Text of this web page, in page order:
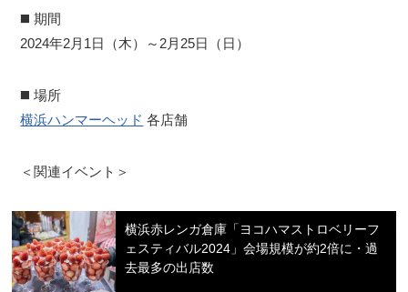
◼️ 期間
2024年2月1日（木）～2月25日（日）
◼️ 場所
横浜ハンマーヘッド 各店舗
＜関連イベント＞
横浜赤レンガ倉庫「ヨコハマストロベリーフ
ェスティバル2024」会場規模が約2倍に・過
去最多の出店数